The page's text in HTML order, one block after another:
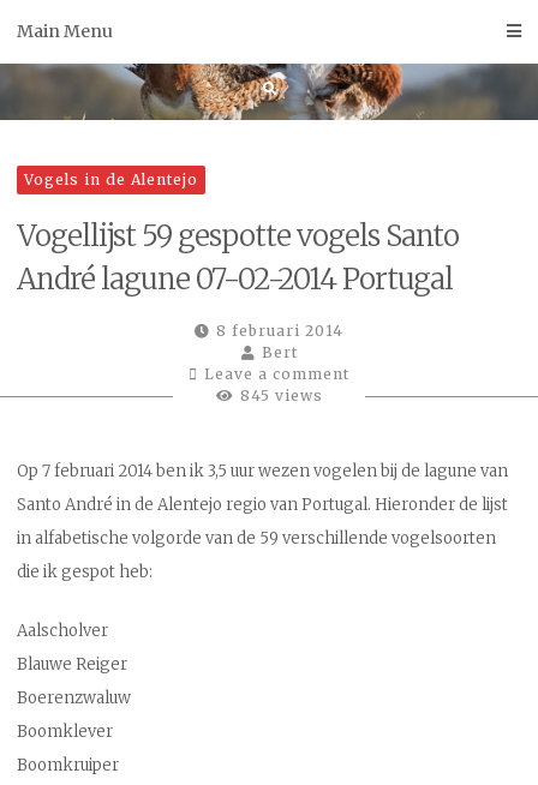
Main Menu
Vogels in de Alentejo
Vogellijst 59 gespotte vogels Santo
André lagune 07-02-2014 Portugal
8 februari 2014
Bert
Leave a comment
845 views
Op 7 februari 2014 ben ik 3,5 uur wezen vogelen bij de lagune van
Santo André in de Alentejo regio van Portugal. Hieronder de lijst
in alfabetische volgorde van de 59 verschillende vogelsoorten
die ik gespot heb:
Aalscholver
Blauwe Reiger
Boerenzwaluw
Boomklever
Boomkruiper